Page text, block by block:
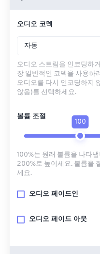
오디오 코덱
자동
오디오 스트림을 인코딩하
장 일반적인 코덱을 사용하
오디오를 다시 인코딩하지
않음)를 선택하세요.
볼륨 조절
100
100%는 원래 볼륨을 나타
200%로 높이세요. 볼륨을
세요.
오디오 페이드인
오디오 페이드 아웃